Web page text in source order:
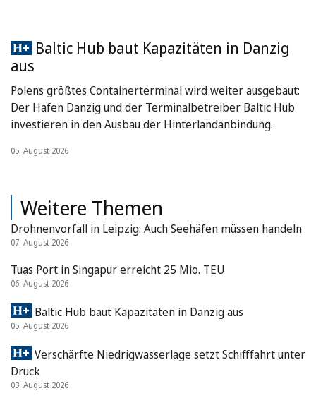
Baltic Hub baut Kapazitäten in Danzig
aus
Polens größtes Containerterminal wird weiter ausgebaut:
Der Hafen Danzig und der Terminalbetreiber Baltic Hub
investieren in den Ausbau der Hinterlandanbindung.
05. August 2026
Weitere Themen
Drohnenvorfall in Leipzig: Auch Seehäfen müssen handeln
07. August 2026
Tuas Port in Singapur erreicht 25 Mio. TEU
06. August 2026
Baltic Hub baut Kapazitäten in Danzig aus
05. August 2026
Verschärfte Niedrigwasserlage setzt Schifffahrt unter
Druck
03. August 2026